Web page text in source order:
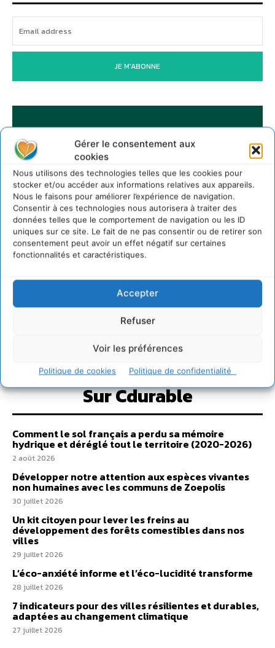
Gérer le consentement aux
cookies
Nous utilisons des technologies telles que les cookies pour
stocker et/ou accéder aux informations relatives aux appareils.
Nous le faisons pour améliorer l’expérience de navigation.
Consentir à ces technologies nous autorisera à traiter des
données telles que le comportement de navigation ou les ID
uniques sur ce site. Le fait de ne pas consentir ou de retirer son
consentement peut avoir un effet négatif sur certaines
fonctionnalités et caractéristiques.
Accepter
Refuser
Voir les préférences
Politique de cookies Politique de confidentialité
JE M'ABONNE
Sur Cdurable
Comment le sol français a perdu sa mémoire
hydrique et déréglé tout le territoire (2020-2026)
2 août 2026
Développer notre attention aux espèces vivantes
non humaines avec les communs de Zoepolis
30 juillet 2026
Un kit citoyen pour lever les freins au
développement des forêts comestibles dans nos
villes
29 juillet 2026
L’éco-anxiété informe et l’éco-lucidité transforme
28 juillet 2026
7 indicateurs pour des villes résilientes et durables,
adaptées au changement climatique
27 juillet 2026